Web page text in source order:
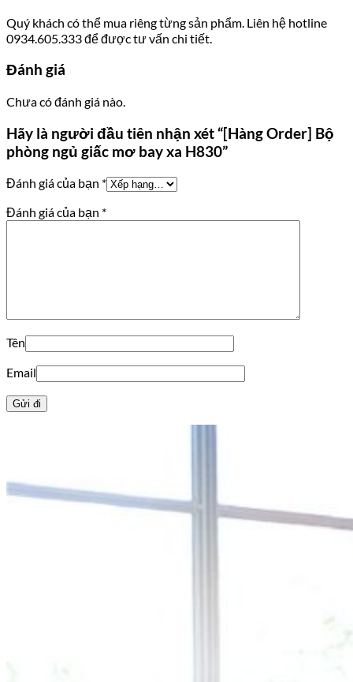
Quý khách có thể mua riêng từng sản phẩm. Liên hệ hotline
0934.605.333 để được tư vấn chi tiết.
Đánh giá
Chưa có đánh giá nào.
Hãy là người đầu tiên nhận xét “[Hàng Order] Bộ
phòng ngủ giấc mơ bay xa H830”
Đánh giá của bạn *
Đánh giá của bạn *
Tên
Email